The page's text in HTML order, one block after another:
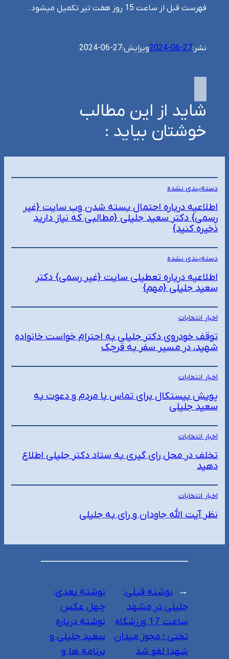
فهرست قبل از ساعت 15 روز هفت تیر تکمیل میشود.
نشر:2024-06-27ویرایش:2024-06-27
شاید از این مطالب
خوشتان بیاید :
دسته‌بندی نشده
اطلاعیه درباره احتمال بسته شدن وب سایت {غیر
رسمی} دکتر سعید جلیلی {مطالبی که نیاز دارید
ذخیره کنید}
دسته‌بندی نشده
اطلاعیه درباره تعطیلی سایت {غیر رسمی} دکتر
سعید جلیلی {مهم}
اخبار انتخابات
توقف خودروی دکتر جلیلی به احترام خواست خانواده
شهید، در مسیر سفر به قرچک
اخبار انتخابات
پویش بیستکال برای تماس با مردم و دعوت به
سعید جلیلی
اخبار انتخابات
تخلف در محل رای گیری به ستاد دکتر جلیلی اطلاع
دهید
اخبار انتخابات
نظر آیت الله جاودان و رای به جلیلی
← نوشته قبلی:
جلیلی در مشهد
ساعت 17 ورزشگاه
تختی ؛ مجوز میدان
شهدا لغو شد
نوشته بعدی:
چهل عکس
نوشته درباره
سعید جلیلی و
برنامه ها و